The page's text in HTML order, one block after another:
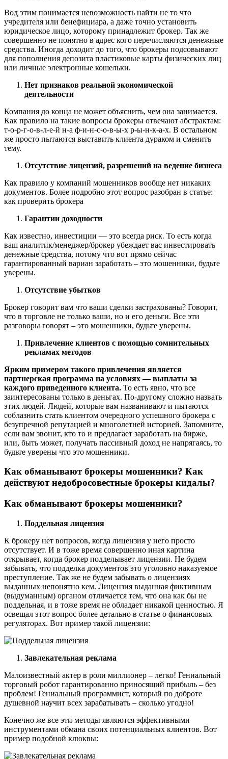
Вод этим понимается невозможность найти не то что
учредителя или бенефициара, а даже точно установить
юридическое лицо, которому принадлежит брокер. Так же
совершенно не понятно в адрес кого перечисляются денежные
средства. Иногда доходит до того, что брокеры подсовывают
для пополнения депозита пластиковые карты физических лиц
или личные электронные кошельки.
Нет признаков реальной экономической
деятельности
Компания до конца не может объяснить, чем она занимается.
Как правило на такие вопросы брокеры отвечают абстрактам:
т-о-р-г-о-в-л-е-й н-а ф-и-н-с-о-в-ы-х р-ы-н-к-а-х. В остальном
же просто пытаются выставить клиента дураком и сменить
тему.
Отсутствие лицензий, разрешений на ведение бизнеса
Как правило у компаний мошенников вообще нет никаких
документов. Более подробно этот вопрос разобран в статье:
как проверить брокера
Гарантии доходности
Как известно, инвестиции — это всегда риск. То есть когда
ваш аналитик/менеджер/брокер убеждает вас инвестировать
денежные средства, потому что вот прямо сейчас
гарантированный вариан заработать – это мошенники, будьте
уверены.
Отсутствие убытков
Брокер говорит вам что ваши сделки застрахованы? Говорит,
что в торговле не только ваши, но и его деньги. Все эти
разговоры говорят – это мошенники, будьте уверены.
Привлечение клиентов с помощью сомнительных
рекламах методов
Ярким примером такого привлечения является
партнерская программа на условиях — выплаты за
каждого приведенного клиента. То есть явно, что все
заинтересованы только в деньгах. По-другому сложно назвать
этих людей. Людей, которые вам названивают и пытаются
соблазнить стать клиентом очередного успешного брокера с
безупречной репутацией и многолетней историей. Запомните,
если вам звонит, кто то и предлагает заработать на бирже,
или, быть может, получать пассивный доход не напрягаясь, то
будьте уверены что это мошенники.
Как обманывают брокеры мошенники? Как
действуют недобросовестные брокеры кидалы?
Как обманывают брокеры мошенники?
Поддельная лицензия
К брокеру нет вопросов, когда лицензия у него просто
отсутствует. И в тоже время совершенно иная картина
открывает, когда брокер подделывает лицензии. Не будем
забывать, что подделка документов это уголовно наказуемое
преступление. Так же не будем забывать о лицензиях
выданных непонятно кем. Лицензия выданная фиктивным
(выдуманным) органом отличается тем, что она как бы не
поддельная, и в тоже время не обладает никакой ценностью. Я
освещал этот вопрос более детально в статье о финансовых
регуляторах. Вот пример такой лицензии:
Завлекательная реклама
Малоизвестный актер в роли миллионер – легко! Гениальный
торговый робот гарантированно приносящий прибыль – без
проблем! Гениальный программист, который по доброте
душевной научит всех зарабатывать – сколько угодно!
Конечно же все эти методы являются эффективными
инструментами обмана своих потенциальных клиентов. Вот
пример подобной клюквы: